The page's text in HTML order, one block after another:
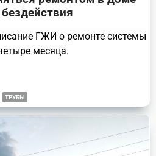
ГЖИ о ремонте системы
месяца.
ТРУБЫ